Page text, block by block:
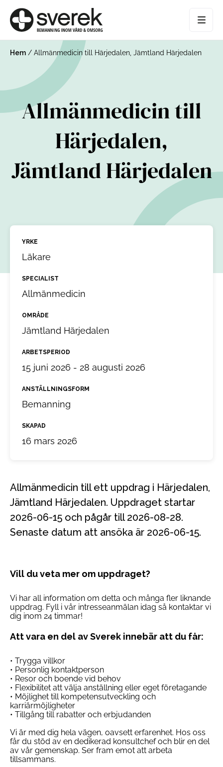
Hem / Allmänmedicin till Härjedalen, Jämtland Härjedalen
Allmänmedicin till
Härjedalen,
Jämtland Härjedalen
YRKE
Läkare
SPECIALIST
Allmänmedicin
OMRÅDE
Jämtland Härjedalen
ARBETSPERIOD
15 juni 2026 - 28 augusti 2026
ANSTÄLLNINGSFORM
Bemanning
SKAPAD
16 mars 2026
Allmänmedicin till ett uppdrag i Härjedalen,
Jämtland Härjedalen. Uppdraget startar
2026-06-15 och pågår till 2026-08-28.
Senaste datum att ansöka är 2026-06-15.
Vill du veta mer om uppdraget?
Vi har all information om detta och många fler liknande
uppdrag. Fyll i vår intresseanmälan idag så kontaktar vi
dig inom 24 timmar!
Att vara en del av Sverek innebär att du får:
• Trygga villkor
• Personlig kontaktperson
• Resor och boende vid behov
• Flexibilitet att välja anställning eller eget företagande
• Möjlighet till kompetensutveckling och
karriärmöjligheter
• Tillgång till rabatter och erbjudanden
Vi är med dig hela vägen, oavsett erfarenhet. Hos oss
får du stöd av en dedikerad konsultchef och blir en del
av vår gemenskap. Ser fram emot att arbeta
tillsammans.